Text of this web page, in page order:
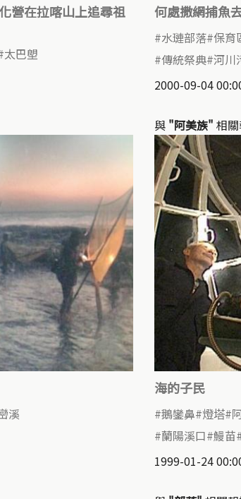
營在拉喀山上追尋祖
太巴塱
何處撒網捕魚
水璉部落 保育
傳統祭典 河川
2000-09-04
溪
與 "阿美族" 相
海的子民
鵝鑾鼻 燈塔
蘭陽溪口 鰻苗
1999-01-24